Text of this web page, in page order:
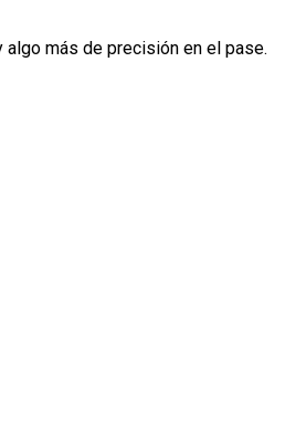
más de precisión en el pase.